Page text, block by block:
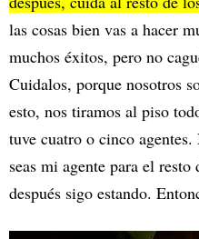
las cosas bien vas a hacer
muchos éxitos, pero no
Cuidalos, porque nosotros
esto, nos tiramos al piso
tuve cuatro o cinco
seas mi agente para el
después sigo estando.